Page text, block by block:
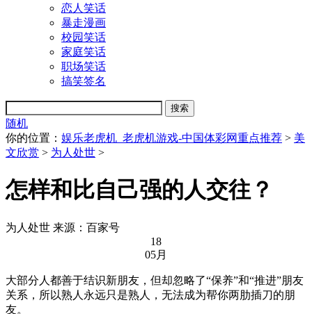
恋人笑话
暴走漫画
校园笑话
家庭笑话
职场笑话
搞笑签名
随机
你的位置： 娱乐老虎机_老虎机游戏-中国体彩网重点推荐 > 美
文欣赏 > 为人处世 >
怎样和比自己强的人交往？
为人处世 来源：百家号
18
05月
大部分人都善于结识新朋友，但却忽略了“保养”和“推进”朋友
关系，所以熟人永远只是熟人，无法成为帮你两肋插刀的朋
友。